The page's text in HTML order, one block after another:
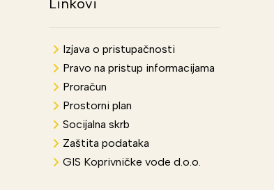
Linkovi
Izjava o pristupačnosti
Pravo na pristup informacijama
Proračun
Prostorni plan
Socijalna skrb
Zaštita podataka
GIS Koprivničke vode d.o.o.